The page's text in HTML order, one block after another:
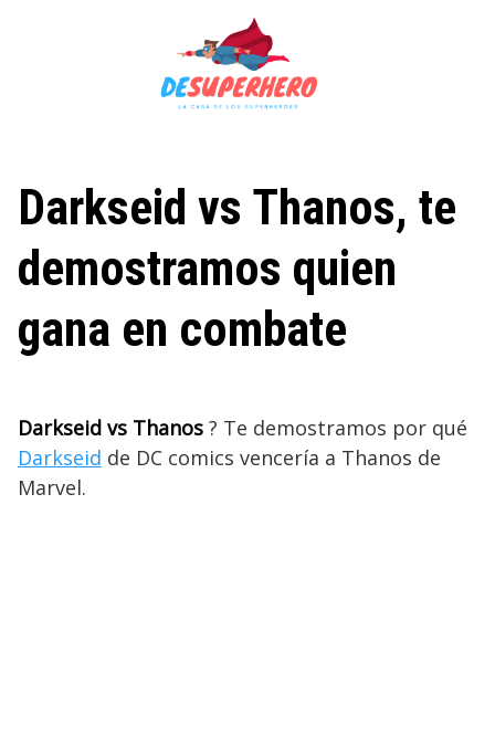
Darkseid vs Thanos, te
demostramos quien
gana en combate
Darkseid vs Thanos ? Te demostramos por qué
Darkseid de DC comics vencería a Thanos de
Marvel.